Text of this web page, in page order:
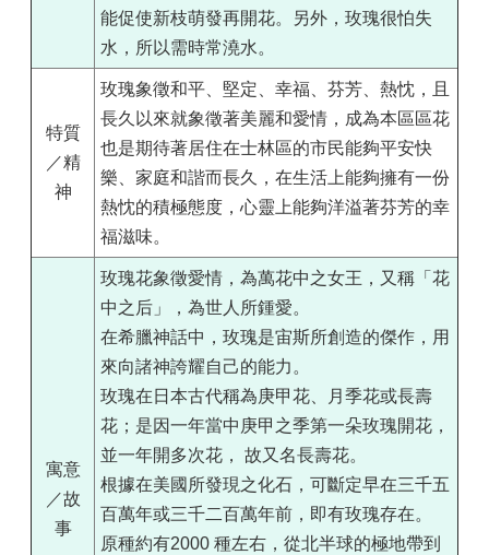
能促使新枝萌發再開花。另外，玫瑰很怕失
水，所以需時常澆水。
特質
／精
神
玫瑰象徵和平、堅定、幸福、芬芳、熱忱，且
長久以來就象徵著美麗和愛情，成為本區區花
也是期待著居住在士林區的市民能夠平安快
樂、家庭和諧而長久，在生活上能夠擁有一份
熱忱的積極態度，心靈上能夠洋溢著芬芳的幸
福滋味。
寓意
／故
事
玫瑰花象徵愛情，為萬花中之女王，又稱「花
中之后」，為世人所鍾愛。
在希臘神話中，玫瑰是宙斯所創造的傑作，用
來向諸神誇耀自己的能力。
玫瑰在日本古代稱為庚甲花、月季花或長壽
花；是因一年當中庚甲之季第一朵玫瑰開花，
並一年開多次花， 故又名長壽花。
根據在美國所發現之化石，可斷定早在三千五
百萬年或三千二百萬年前，即有玫瑰存在。
原種約有2000 種左右，從北半球的極地帶到